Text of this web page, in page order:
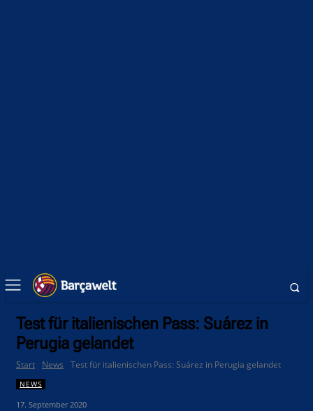
Test für italienischen Pass: Suárez in
Perugia gelandet
Start News Test für italienischen Pass: Suárez in Perugia gelandet
NEWS
17. September 2020